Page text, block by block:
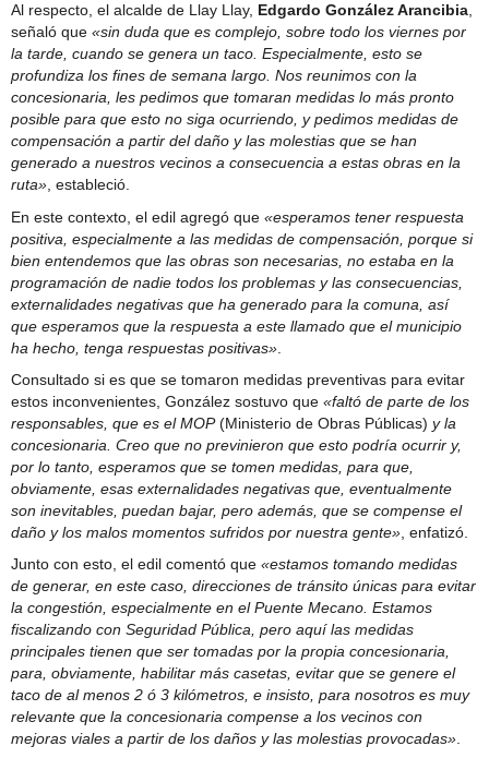
Al respecto, el alcalde de Llay Llay, Edgardo González Arancibia
señaló que «sin duda que es complejo, sobre todo los viernes por
la tarde, cuando se genera un taco. Especialmente, esto se
profundiza los fines de semana largo. Nos reunimos con la
concesionaria, les pedimos que tomaran medidas lo más pronto
posible para que esto no siga ocurriendo, y pedimos medidas de
compensación a partir del daño y las molestias que se han
generado a nuestros vecinos a consecuencia a estas obras en la
ruta» , estableció.
En este contexto, el edil agregó que «esperamos tener respuesta
positiva, especialmente a las medidas de compensación, porque si
bien entendemos que las obras son necesarias, no estaba en la
programación de nadie todos los problemas y las consecuencias,
externalidades negativas que ha generado para la comuna, así
que esperamos que la respuesta a este llamado que el municipio
ha hecho, tenga respuestas positivas»
Consultado si es que se tomaron medidas preventivas para evitar
estos inconvenientes, González sostuvo que «faltó de parte de los
responsables, que es el MOP(Ministerio de Obras Públicas) y la
concesionaria. Creo que no previnieron que esto podría ocurrir y,
por lo tanto, esperamos que se tomen medidas, para que,
obviamente, esas externalidades negativas que, eventualmente
son inevitables, puedan bajar, pero además, que se compense el
daño y los malos momentos sufridos por nuestra gente» , enfatizó.
Junto con esto, el edil comentó que «estamos tomando medidas
de generar, en este caso, direcciones de tránsito únicas para evitar
la congestión, especialmente en el Puente Mecano. Estamos
fiscalizando con Seguridad Pública, pero aquí las medidas
principales tienen que ser tomadas por la propia concesionaria,
para, obviamente, habilitar más casetas, evitar que se genere el
taco de al menos 2 ó 3 kilómetros, e insisto, para nosotros es muy
relevante que la concesionaria compense a los vecinos con
mejoras viales a partir de los daños y las molestias provocadas».